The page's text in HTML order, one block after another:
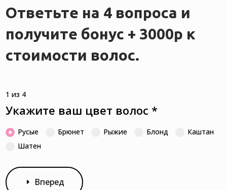
Ответьте на 4 вопроса и
получите бонус + 3000р к
стоимости волос.
1 из 4
Укажите ваш цвет волос *
Русые Брюнет Рыжие Блонд
Каштан
Шатен
Вперед